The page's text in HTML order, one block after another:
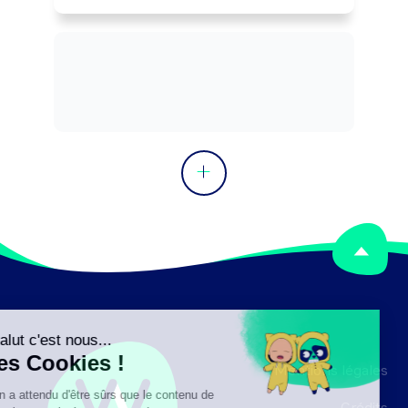
Mentions légales